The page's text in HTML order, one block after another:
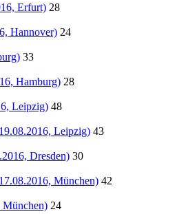
Erfurt) 28
Hannover) 24
33
Hamburg) 28
Leipzig) 48
Leipzig) 43
Dresden) 30
München) 42
München) 24